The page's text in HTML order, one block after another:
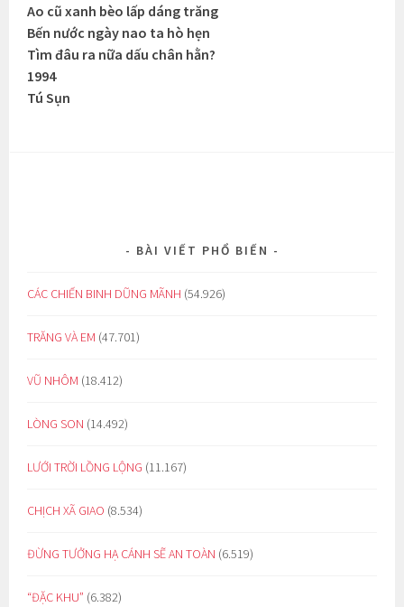
Ao cũ xanh bèo lấp dáng trăng
Bến nước ngày nao ta hò hẹn
Tìm đâu ra nữa dấu chân hằn?
1994
Tú Sụn
BÀI VIẾT PHỔ BIẾN
CÁC CHIẾN BINH DŨNG MÃNH (54.926)
TRĂNG VÀ EM (47.701)
VŨ NHÔM (18.412)
LÒNG SON (14.492)
LƯỚI TRỜI LỒNG LỘNG (11.167)
CHỊCH XÃ GIAO (8.534)
ĐỪNG TƯỞNG HẠ CÁNH SẼ AN TOÀN (6.519)
“ĐẶC KHU” (6.382)